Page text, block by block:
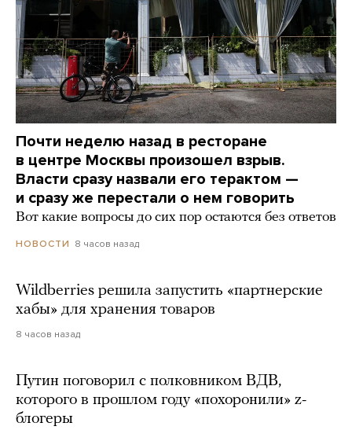
Почти неделю назад в ресторане
в центре Москвы произошел взрыв.
Власти сразу назвали его терактом —
и сразу же перестали о нем говорить
Вот какие вопросы до сих пор остаются без ответов
НОВОСТИ 8 часов назад
Wildberries решила запустить «партнерские
хабы» для хранения товаров
8 часов назад
Путин поговорил с полковником ВДВ,
которого в прошлом году «похоронили» z-
блогеры